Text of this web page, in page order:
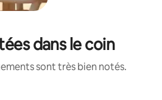
dans le coin
sont très bien notés.